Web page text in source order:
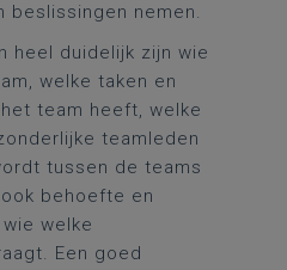
beslissingen nemen.
heel duidelijk zijn wie
welke taken en
team heeft, welke
teamleden
tussen de teams
behoefte en
welke
Een goed